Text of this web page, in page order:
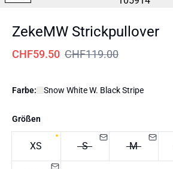
ZekeMW Strickpullover
CHF59.50 CHF119.00
Farbe: Snow White W. Black Stripe
Größen
XS S M